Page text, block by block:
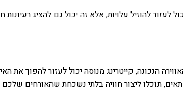
להוזיל עלויות, אלא זה יכול גם להציג
הנכונה, קייטרינג מנוסה יכול לעזור להפוך את
תוכלו ליצור חוויה בלתי נשכחת שהאורחים